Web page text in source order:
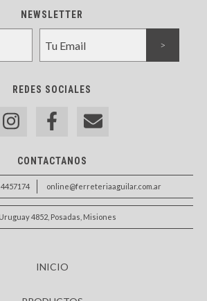
NEWSLETTER
REDES SOCIALES
CONTACTANOS
online@ferreteriaaguilar.com.ar
4852, Posadas, Misiones
INICIO